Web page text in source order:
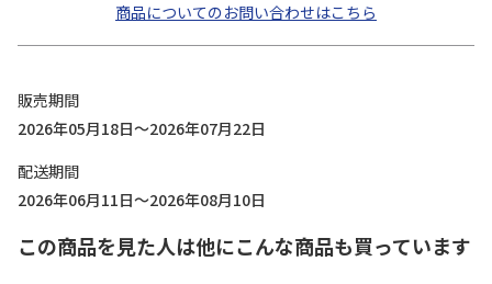
商品についてのお問い合わせはこちら
販売期間
2026年05月18日～2026年07月22日
配送期間
2026年06月11日～2026年08月10日
この商品を見た人は他にこんな商品も買っています